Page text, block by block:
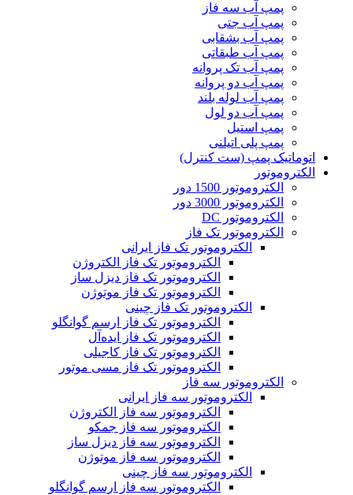
پمپ آب سه فاز
پمپ آب جتی
پمپ آب بشقابی
پمپ آب طبقاتی
پمپ آب تک پروانه
پمپ آب دو پروانه
پمپ آب لوله بلند
پمپ آب دو لول
پمپ استیل
پمپ پلی اتیلنی
اتوماتیک پمپ (ست کنترل)
الکتروموتور
الکتروموتور 1500 دور
الکتروموتور 3000 دور
الکتروموتور DC
الکتروموتور تک فاز
الکتروموتور تک فاز ایرانی
الکتروموتور تک فاز الکتروژن
الکتروموتور تک فاز دیزل ساز
الکتروموتور تک فاز موتوژن
الکتروموتور تک فاز چینی
الکتروموتور تک فاز ارسم گوانگلو
الکتروموتور تک فاز ایده‌آل
الکتروموتور تک فاز کاجیلی
الکتروموتور تک فاز مسی موتور
الکتروموتور سه فاز
الکتروموتور سه فاز ایرانی
الکتروموتور سه فاز الکتروژن
الکتروموتور سه فاز جمکو
الکتروموتور سه فاز دیزل ساز
الکتروموتور سه فاز موتوژن
الکتروموتور سه فاز چینی
الکتروموتور سه فاز ارسم گوانگلو